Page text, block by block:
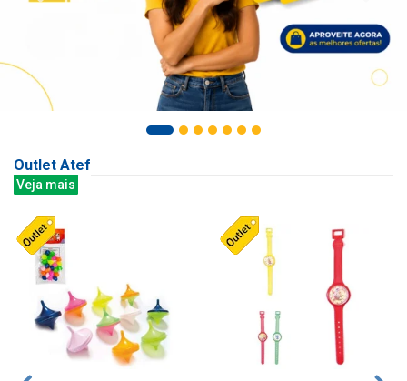
Outlet Atef
Veja mais